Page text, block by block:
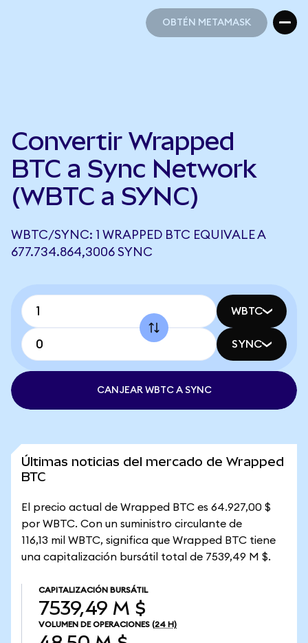
OBTÉN METAMASK
Convertir Wrapped
BTC a Sync Network
(WBTC a SYNC)
WBTC/SYNC: 1 WRAPPED BTC EQUIVALE A
677.734.864,3006 SYNC
WBTC
SYNC
CANJEAR WBTC A SYNC
Últimas noticias del mercado de Wrapped
BTC
El precio actual de Wrapped BTC es 64.927,00 $
por WBTC. Con un suministro circulante de
116,13 mil WBTC, significa que Wrapped BTC tiene
una capitalización bursátil total de 7539,49 M $.
CAPITALIZACIÓN BURSÁTIL
7539,49 M $
VOLUMEN DE OPERACIONES (24 H)